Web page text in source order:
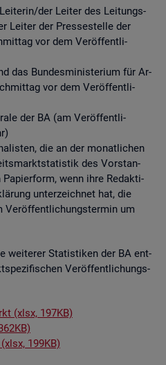
der Lei­ter des Lei­tungs­
Lei­ter der Pres­se­stel­le der
vor dem Ver­öf­fent­li­
das Bun­des­mi­nis­te­ri­um für Ar­
vor dem Ver­öf­fent­li­
der BA (am Ver­öf­fent­li­
die an der mo­nat­li­chen
des Vor­stan­
Pa­pier­form, wenn ihre Re­dak­ti­
un­ter­zeich­net hat, die
Ver­öf­fent­li­chungs­ter­min um
wei­te­rer Sta­tis­ti­ken der BA ent­
Ver­öf­fent­li­chungs­
(xlsx, 197KB)
199KB)